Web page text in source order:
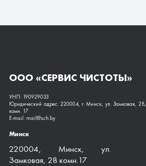
ООО «СЕРВИС ЧИСТОТЫ»
УНП: 190929033
Юридический адрес: 220004, г. Минск, ул. Замковая, 28,
комн. 17
E-mail: mail@sch.by
Минск
220004, Минск, ул.
Замковая, 28 комн.17